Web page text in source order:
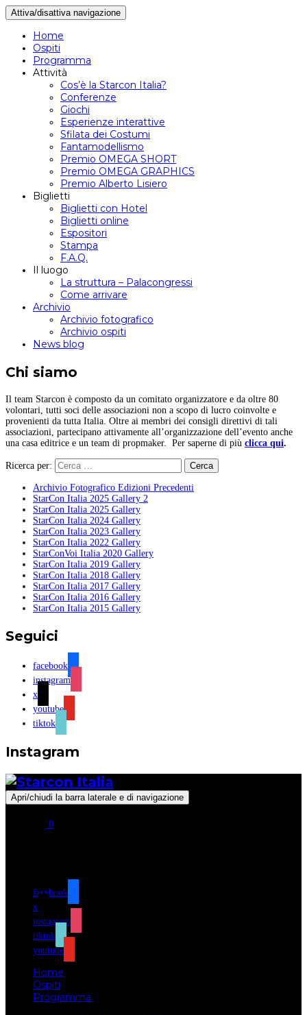
Attiva/disattiva navigazione
Home
Ospiti
Programma
Attività
Cos’è la Starcon Italia?
Conferenze
Giochi
Esperienze interattive
Sfilata dei Costumi
Fantamodellismo
Premio OMEGA SHORT
Premio OMEGA GRAPHICS
Premio Alberto Lisiero
Biglietti
Biglietti con Hotel
Biglietti online
Espositori
Stampa
F.A.Q.
Il luogo
La struttura – Palacongressi
Come arrivare
Archivio
Archivio fotografico
Archivio ospiti
News blog
Chi siamo
Il team Starcon è composto da un comitato organizzatore e da oltre 80
volontari, tutti soci delle associazioni non a scopo di lucro coinvolte e
provenienti da tutta Italia. Oltre ai membri dei consigli direttivi di tali
associazioni, partecipano attivamente all’organizzazione dell’evento anche
una casa editrice e un team di propmaker. Per saperne di più clicca qui.
Ricerca per:
Archivio Fotografico Edizioni Precedenti
StarCon Italia 2025 Gallery 2
StarCon Italia 2025 Gallery
StarCon Italia 2024 Gallery
StarCon Italia 2023 Gallery
StarCon Italia 2022 Gallery
StarConVoi Italia 2020 Gallery
StarCon Italia 2019 Gallery
StarCon Italia 2018 Gallery
StarCon Italia 2017 Gallery
StarCon Italia 2016 Gallery
StarCon Italia 2015 Gallery
Seguici
facebook
instagram
x
youtube
tiktok
Instagram
Apri/chiudi la barra laterale e di navigazione
0
facebook
x
instagram
tiktok
youtube
Home
Ospiti
Programma